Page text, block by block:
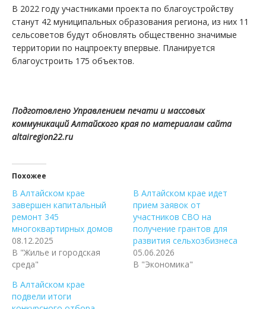
В 2022 году участниками проекта по благоустройству
станут 42 муниципальных образования региона, из них 11
сельсоветов будут обновлять общественно значимые
территории по нацпроекту впервые. Планируется
благоустроить 175 объектов.
Подготовлено Управлением печати и массовых
коммуникаций Алтайского края по материалам сайта
altairegion22.ru
Похожее
В Алтайском крае
завершен капитальный
ремонт 345
многоквартирных домов
08.12.2025
В "Жилье и городская
среда"
В Алтайском крае идет
прием заявок от
участников СВО на
получение грантов для
развития сельхозбизнеса
05.06.2026
В "Экономика"
В Алтайском крае
подвели итоги